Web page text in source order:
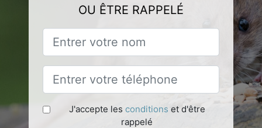
OU ÊTRE RAPPELÉ
J'accepte les conditions et d'être
rappelé